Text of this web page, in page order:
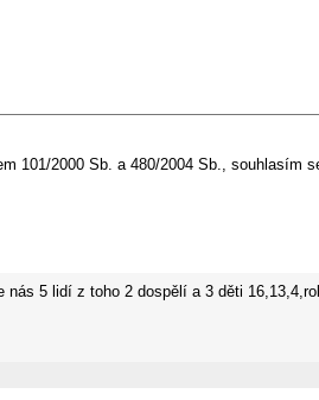
101/2000 Sb. a 480/2004 Sb.,
nás 5 lidí z toho 2 dospělí a 3 děti